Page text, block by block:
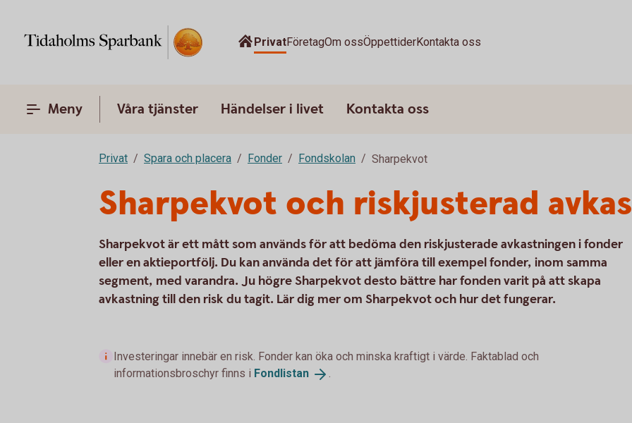
PrivatFöretagOm ossÖppettiderKontakta oss
Meny Våra tjänster Händelser i livet Kontakta oss
Privat Spara och placera Fonder Fondskolan Sharpekvot
Sharpekvot och riskjusterad
Sharpekvot är ett mått som används för att bedöma den riskjusterade avkastningen i fonder
eller en aktieportfölj. Du kan använda det för att jämföra till exempel fonder, inom samma
segment, med varandra. Ju högre Sharpekvot desto bättre har fonden varit på att skapa
avkastning till den risk du tagit. Lär dig mer om Sharpekvot och hur det fungerar.
Investeringar innebär en risk. Fonder kan öka och minska kraftigt i värde. Faktablad och
informationsbroschyr finns i Fondlistan .